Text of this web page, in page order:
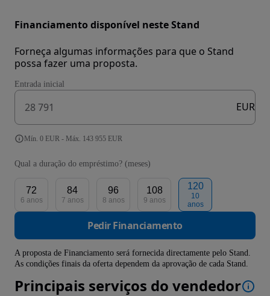
Financiamento disponível neste Stand
Forneça algumas informações para que o Stand
possa fazer uma proposta.
Entrada inicial
EUR
Mín. 0 EUR - Máx. 143 955 EUR
Qual a duração do empréstimo? (meses)
72
6 anos
84
7 anos
96
8 anos
108
9 anos
120
10
anos
Pedir Financiamento
A proposta de Financiamento será fornecida directamente pelo Stand.
As condições finais da oferta dependem da aprovação de cada Stand.
Principais serviços do vendedor